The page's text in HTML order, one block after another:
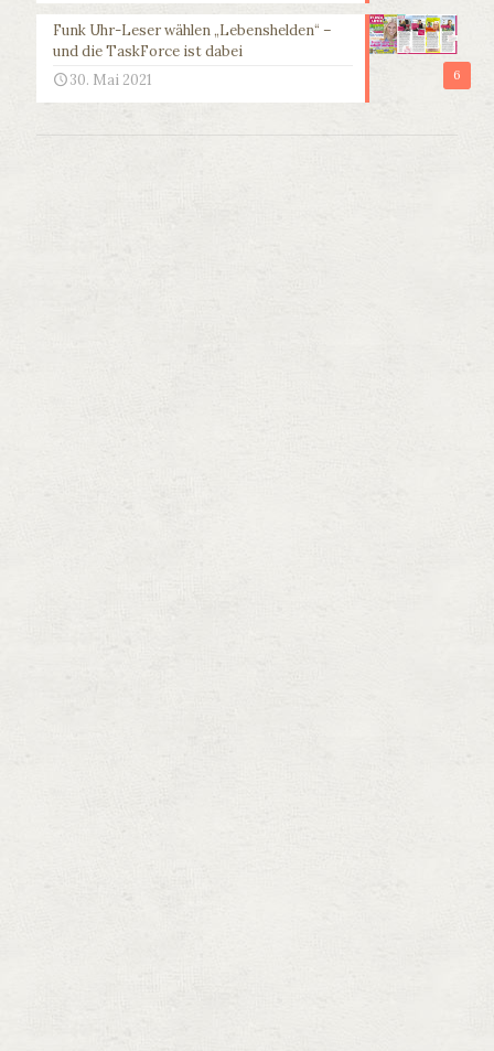
6
Funk Uhr-Leser wählen „Lebenshelden“ –
und die TaskForce ist dabei
30. Mai 2021